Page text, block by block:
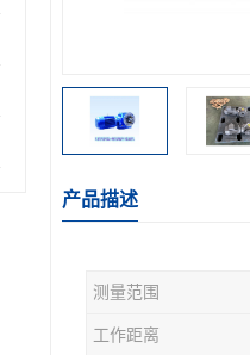
产品描述
测量范围
工作距离